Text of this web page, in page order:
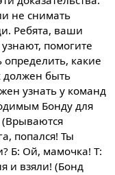
не снимать
Ребята, ваши
помогите
какие
должен быть
узнать у команд
Бонду для
(Врываются
попался! Ты
Б: Ой, мамочка! Т:
и взяли! (Бонд